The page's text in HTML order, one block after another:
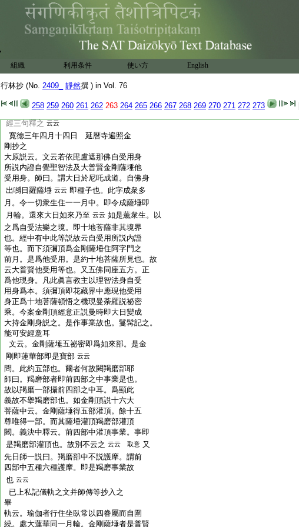
組織 利用条件 使い方 English
行林抄 (No. 2409_ 靜然撰 ) in Vol. 76
258 259 260 261 262 263 264 265 266 267 268 269 270 271 272 273
先明體性也 次金剛薩埵者下第四約諸尊
文中。明五部八供四攝。如文可知。次普賢曼
荼下第五雜明。分文爲三。初約四大品。次約
引。後約二門。此即初也。分文爲二。初結上文
明五身。次終三世下正約四大品。次金剛薩
埵五下二約五部文中。無羯磨部
更問 次五身
同下三約二門也。分文爲二。初正釋悲智二
門文中明也。此中釋薩埵名 云云 次是故菩薩
下引證。此即理趣經文也。彼文五行偈頌分
爲五段。此即五部也。如文可知。文末以大日
經三句釋之 云云
寛徳三年四月十四日 延暦寺遍照金
剛抄之
大原説云。文云若依毘盧遮那佛自受用身
所説内證自覺聖智法及大普賢金剛薩埵他
受用身。師曰。謂大日於尼吒成道。自佛身
出嚩日羅薩埵 云云 即種子也。此字成衆多
月。令一切衆生住一一月中。即令成薩埵即
月輪。還來大日如來乃至 云云 如是薫衆生。以
之爲自受法樂之境。即十地菩薩非其境界
也。經中有中此等説故云自受用所説内證
等也。而下須彌頂爲金剛薩埵住阿字門之
前月。是爲他受用。是約十地菩薩所見也。故
云大普賢他受用等也。又五佛同座五方。正
爲他現身。凡此眞言教主以理智法身自受
用身爲本。須彌頂即花藏界中應現他受用
身正爲十地菩薩頓悟之機現曼荼羅説祕密
乘。今案金剛頂經意正説曼時即大日變成
大持金剛身説之。是作事業故也。鬘髯記之。
能可安經意耳
文云。金剛薩埵五祕密即爲如來部。是金
剛即蓮華部即是寶部 云云
問。此約五部也。爾者何故闕羯磨部耶
師曰。羯磨部者即前四部之中事業是也。
故以羯磨一部攝前四部之中耳。爲顯此
義故不擧羯磨部也。如金剛頂説十六大
菩薩中云。金剛薩埵得五部灌頂。餘十五
尊唯得一部。而其薩埵灌頂羯磨部灌頂
闕。義決中釋云。前四部中灌頂事業。事即
是羯磨部灌頂也。故別不云之 云云 取意 又
先日師一説曰。羯磨部中不説護摩。謂前
四部中五種六種護摩。即是羯磨事業故
也 云云
已上私記儀軌之文并師傳等抄入之
畢
軌云。瑜伽者行住坐臥常以四眷屬而自圍
繞。處大蓮華同一月輪。金剛薩埵者是普賢